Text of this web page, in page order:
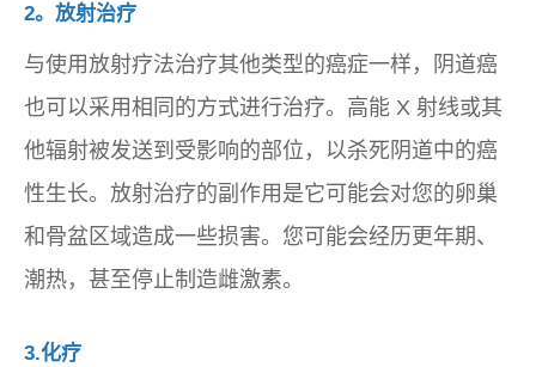
2。放射治疗
与使用放射疗法治疗其他类型的癌症一样，阴道癌
也可以采用相同的方式进行治疗。高能 X 射线或其
他辐射被发送到受影响的部位，以杀死阴道中的癌
性生长。放射治疗的副作用是它可能会对您的卵巢
和骨盆区域造成一些损害。您可能会经历更年期、
潮热，甚至停止制造雌激素。
3.化疗